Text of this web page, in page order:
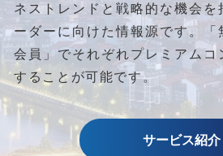
ネストレンドと戦略的な機会を
ーダーに向けた情報源です。
会員」でそれぞれプレミアムコ
することが可能です。
サービス紹介